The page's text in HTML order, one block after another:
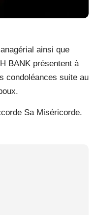
ainsi que
BANK présentent à
condoléances suite au
Sa Miséricorde.